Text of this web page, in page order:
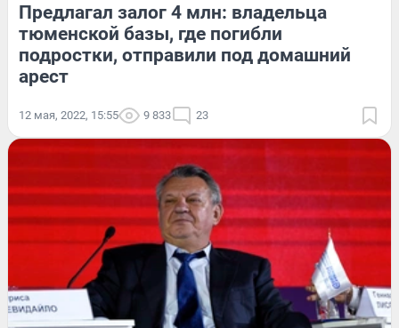
Предлагал залог 4 млн: владельца
тюменской базы, где погибли
подростки, отправили под домашний
арест
12 мая, 2022, 15:55 9 833 23